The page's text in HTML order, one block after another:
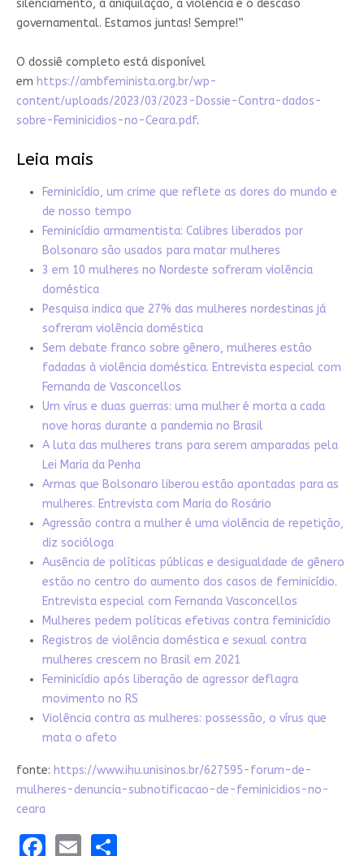
silenciamento, a aniquilação, a violência e o descaso
governamental. Estamos juntas! Sempre!”
O dossiê completo está disponível
em https://ambfeminista.org.br/wp-
content/uploads/2023/03/2023-Dossie-Contra-dados-
sobre-Feminicidios-no-Ceara.pdf.
Leia mais
Feminicídio, um crime que reflete as dores do mundo e
de nosso tempo
Feminicídio armamentista: Calibres liberados por
Bolsonaro são usados para matar mulheres
3 em 10 mulheres no Nordeste sofreram violência
doméstica
Pesquisa indica que 27% das mulheres nordestinas já
sofreram violência doméstica
Sem debate franco sobre gênero, mulheres estão
fadadas à violência doméstica. Entrevista especial com
Fernanda de Vasconcellos
Um vírus e duas guerras: uma mulher é morta a cada
nove horas durante a pandemia no Brasil
A luta das mulheres trans para serem amparadas pela
Lei Maria da Penha
Armas que Bolsonaro liberou estão apontadas para as
mulheres. Entrevista com Maria do Rosário
Agressão contra a mulher é uma violência de repetição,
diz socióloga
Ausência de políticas públicas e desigualdade de gênero
estão no centro do aumento dos casos de feminicídio.
Entrevista especial com Fernanda Vasconcellos
Mulheres pedem políticas efetivas contra feminicídio
Registros de violência doméstica e sexual contra
mulheres crescem no Brasil em 2021
Feminicídio após liberação de agressor deflagra
movimento no RS
Violência contra as mulheres: possessão, o vírus que
mata o afeto
fonte: https://www.ihu.unisinos.br/627595-forum-de-
mulheres-denuncia-subnotificacao-de-feminicidios-no-
ceara
Facebook
EmailShare